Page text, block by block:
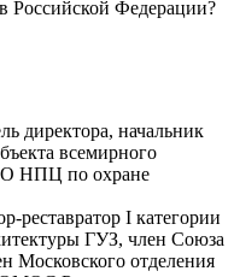
Российской Федерации?
директора, начальник
всемирного
НПЦ по охране
реставратор I категории
ГУЗ, член Союза
Московского отделения